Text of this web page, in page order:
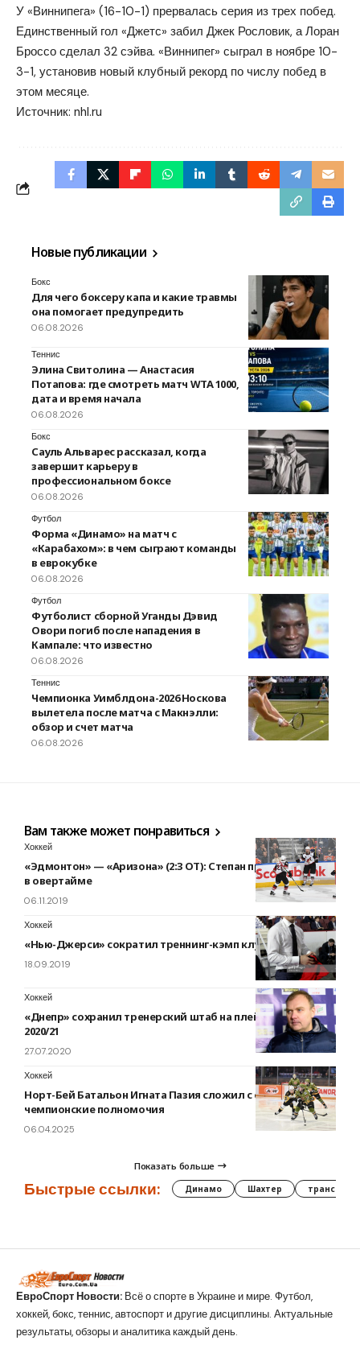
У «Виннипега» (16-10-1) прервалась серия из трех побед.
Единственный гол «Джетс» забил Джек Рословик, а Лоран
Броссо сделал 32 сэйва. «Виннипег» сыграл в ноябре 10-
3-1, установив новый клубный рекорд по числу побед в
этом месяце.
Источник: nhl.ru
Новые публикации
Бокс
Для чего боксеру капа и какие травмы
она помогает предупредить
06.08.2026
Теннис
Элина Свитолина — Анастасия
Потапова: где смотреть матч WTA 1000,
дата и время начала
06.08.2026
Бокс
Сауль Альварес рассказал, когда
завершит карьеру в
профессиональном боксе
06.08.2026
Футбол
Форма «Динамо» на матч с
«Карабахом»: в чем сыграют команды
в еврокубке
06.08.2026
Футбол
Футболист сборной Уганды Дэвид
Овори погиб после нападения в
Кампале: что известно
06.08.2026
Теннис
Чемпионка Уимблдона-2026 Носкова
вылетела после матча с Макнэлли:
обзор и счет матча
06.08.2026
Вам также может понравиться
Хоккей
«Эдмонтон» — «Аризона» (2:3 ОТ): Степан прервал засуху
в овертайме
06.11.2019
Хоккей
«Нью-Джерси» сократил треннинг-кэмп клуба
18.09.2019
Хоккей
«Днепр» сохранил тренерский штаб на плей-офф и сезон
2020/21
27.07.2020
Хоккей
Норт-Бей Батальон Игната Пазия сложил с себя
чемпионские полномочия
06.04.2025
Показать больше
Быстрые ссылки: Динамо Шахтер трансферы
ЕвроСпорт Новости: Всё о спорте в Украине и мире. Футбол,
хоккей, бокс, теннис, автоспорт и другие дисциплины. Актуальные
результаты, обзоры и аналитика каждый день.